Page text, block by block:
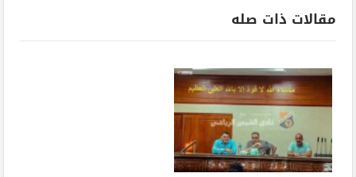
مقالات ذات صله